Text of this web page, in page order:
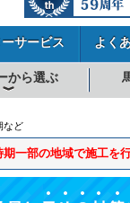
サービス よく
から選ぶ
など
一部の地域で施工を行